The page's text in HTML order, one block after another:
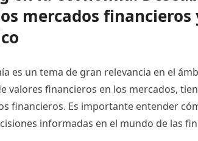
mercados financieros
es un tema de gran relevancia en el
valores financieros en los mercados,
financieros. Es importante entender
informadas en el mundo de las